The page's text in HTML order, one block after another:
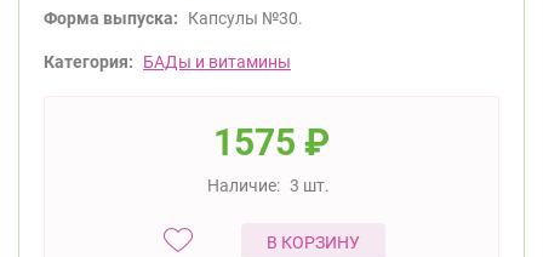
Форма выпуска: Капсулы №30.
Категория: БАДы и витамины
1575 ₽
Наличие: 3 шт.
В КОРЗИНУ